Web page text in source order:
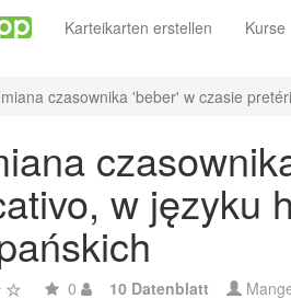
Karteikarten erstellen Kurse
czasownika 'beber' w czasie
w języku
0 10 Datenblatt